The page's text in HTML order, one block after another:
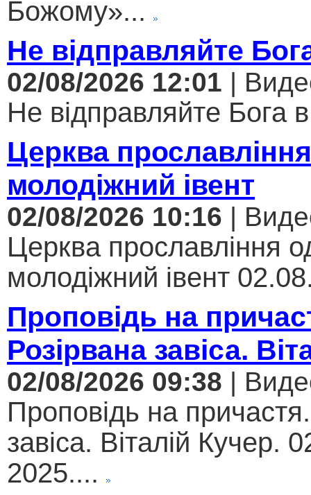
Божому»...
Не відправляйте
02/08/2026 12:01 |
Не відправляйте Бога
Церква
молодіжний івент
02/08/2026 10:16 |
Церква прославління
молодіжний івент
Проповідь на
Розірвана завіса.
02/08/2026 09:38 |
Проповідь на
завіса. Віталій Кучер.
2025....